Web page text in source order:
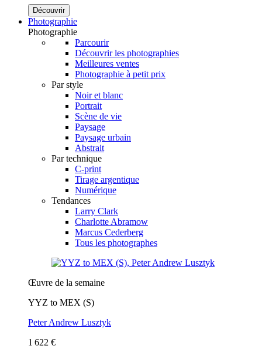
Découvrir
Photographie
Photographie
Parcourir
Découvrir les photographies
Meilleures ventes
Photographie à petit prix
Par style
Noir et blanc
Portrait
Scène de vie
Paysage
Paysage urbain
Abstrait
Par technique
C-print
Tirage argentique
Numérique
Tendances
Larry Clark
Charlotte Abramow
Marcus Cederberg
Tous les photographes
Œuvre de la semaine
YYZ to MEX (S)
Peter Andrew Lusztyk
1 622 €